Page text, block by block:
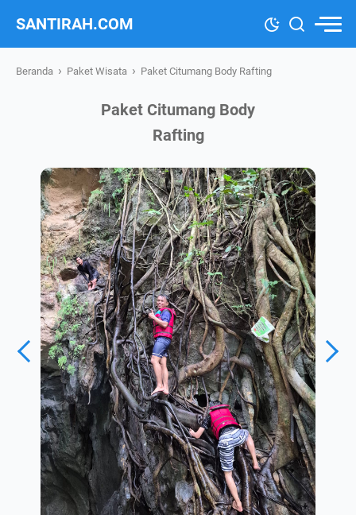
SANTIRAH.COM
Beranda › Paket Wisata › Paket Citumang Body Rafting
Paket Citumang Body
Rafting